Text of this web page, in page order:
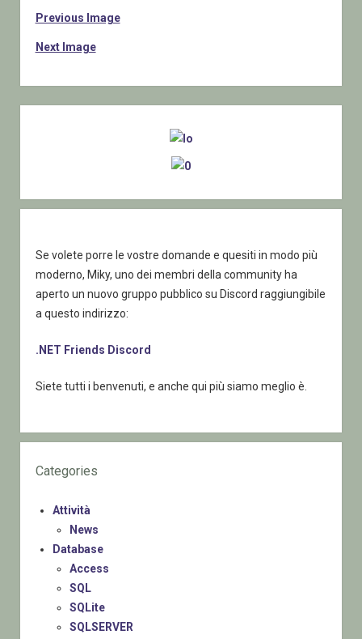
Previous Image
Next Image
Se volete porre le vostre domande e quesiti in modo più
moderno, Miky, uno dei membri della community ha
aperto un nuovo gruppo pubblico su Discord raggiungibile
a questo indirizzo:
.NET Friends Discord
Siete tutti i benvenuti, e anche qui più siamo meglio è.
Categories
Attività
News
Database
Access
SQL
SQLite
SQLSERVER